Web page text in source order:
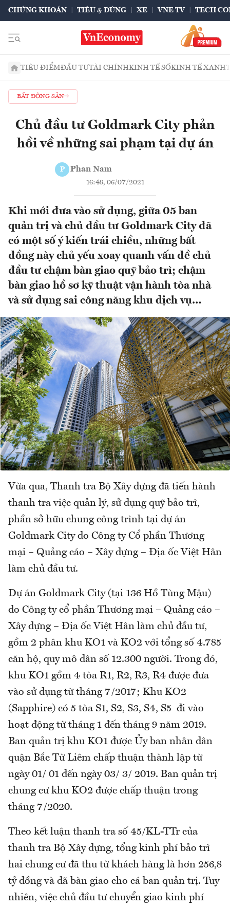
CHỨNG KHOÁN TIÊU & DÙNG XE VNE TV TECH
TIÊU ĐIỂMĐẦU TƯTÀI CHÍNHKINH TẾ SỐKINH TẾ XANH
BẤT ĐỘNG SẢN
Chủ đầu tư Goldmark City phản
hồi về những sai phạm tại dự án
P Phan Nam
16:48, 06/07/2021
Khi mới đưa vào sử dụng, giữa 05 ban
quản trị và chủ đầu tư Goldmark City đã
có một số ý kiến trái chiều, những bất
đồng này chủ yếu xoay quanh vấn đề chủ
đầu tư chậm bàn giao quỹ bảo trì; chậm
bàn giao hồ sơ kỹ thuật vận hành tòa nhà
và sử dụng sai công năng khu dịch vụ…
Vừa qua, Thanh tra Bộ Xây dựng đã tiến hành
thanh tra việc quản lý, sử dụng quỹ bảo trì,
phần sở hữu chung công trình tại dự án
Goldmark City do Công ty Cổ phần Thương
mại – Quảng cáo – Xây dựng – Địa ốc Việt Hân
làm chủ đầu tư.
Dự án Goldmark City (tại 136 Hồ Tùng Mậu)
do Công ty cổ phần Thương mại – Quảng cáo –
Xây dựng – Địa ốc Việt Hân làm chủ đầu tư,
gồm 2 phân khu KO1 và KO2 với tổng số 4.785
căn hộ, quy mô dân số 12.300 người. Trong đó,
khu KO1 gồm 4 tòa R1, R2, R3, R4 được đưa
vào sử dụng từ tháng 7/2017; Khu KO2
(Sapphire) có 5 tòa S1, S2, S3, S4, S5 đi vào
hoạt động từ tháng 1 đến tháng 9 năm 2019.
Ban quản trị khu KO1 được Ủy ban nhân dân
quận Bắc Từ Liêm chấp thuận thành lập từ
ngày 01/ 01 đến ngày 03/ 3/ 2019. Ban quản trị
chung cư khu KO2 được chấp thuận trong
tháng 7/2020.
Theo kết luận thanh tra số 45/KL-TTr của
thanh tra Bộ Xây dựng, tổng kinh phí bảo trì
hai chung cư đã thu từ khách hàng là hơn 256,8
tỷ đồng và đã bàn giao cho cá ban quản trị. Tuy
nhiên, việc chủ đầu tư chuyển giao kinh phí